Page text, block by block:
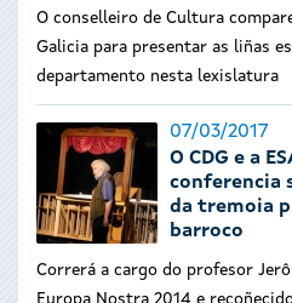
O conselleiro de Cultura
Galicia para presentar as liñas
departamento nesta lexislatura
07/03/2017
O CDG e a
conferencia
da tremoia
barroco
Correrá a cargo do profesor
Europa Nostra 2014 e